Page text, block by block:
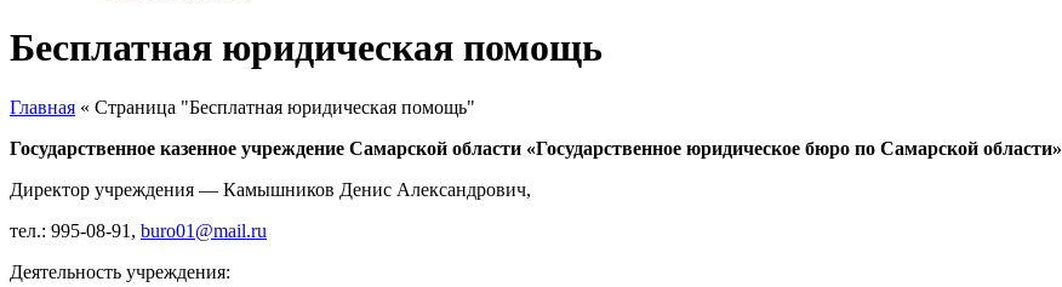
Бесплатная юридическая помощь
Главная « Страница "Бесплатная юридическая помощь"
Государственное казенное учреждение Самарской области «Государственное юридическое бюро по Самарской области»
Директор учреждения — Камышников Денис Александрович,
тел.: 995-08-91, buro01@mail.ru
Деятельность учреждения: